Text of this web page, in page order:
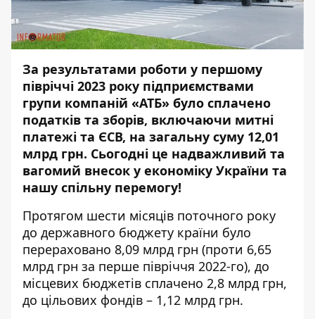
За результатами роботи у першому
півріччі 2023 року підприємствами
групи компаній «АТБ» було сплачено
податків та зборів, включаючи митні
платежі та ЄСВ, на загальну суму 12,01
млрд грн. Сьогодні це надважливий та
вагомий внесок у економіку України та
нашу спільну перемогу!
Протягом шести місяців поточного року
до державного бюджету країни було
перераховано 8,09 млрд грн (проти 6,65
млрд грн за перше півріччя 2022-го), до
місцевих бюджетів сплачено 2,8 млрд грн,
до цільових фондів – 1,12 млрд грн.